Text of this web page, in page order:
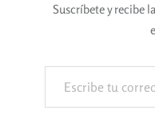
Suscríbete y recibe